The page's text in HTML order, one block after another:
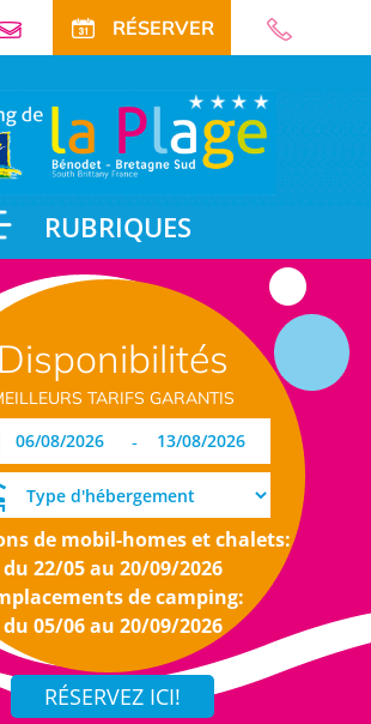
RÉSERVER
RUBRIQUES
Disponibilités
TARIFS GARANTIS
-
de mobil-homes et chalets:
du 22/05 au 20/09/2026
de camping:
du 05/06 au 20/09/2026